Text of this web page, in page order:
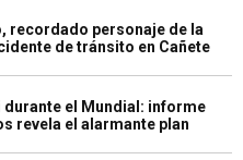
recordado personaje de la
de tránsito en Cañete
durante el Mundial: informe
revela el alarmante plan